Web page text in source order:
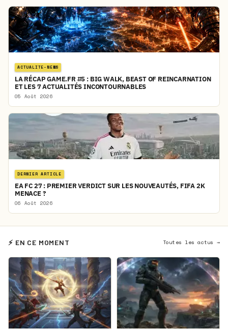
ACTUALITE-NEWS
LA RÉCAP GAME.FR #5 : BIG WALK, BEAST OF REINCARNATION
ET LES 7 ACTUALITÉS INCONTOURNABLES
05 Août 2026
DERNIER ARTICLE
EA FC 27 : PREMIER VERDICT SUR LES NOUVEAUTÉS, FIFA 2K
MENACE ?
06 Août 2026
⚡ EN CE MOMENT Toutes les actus →